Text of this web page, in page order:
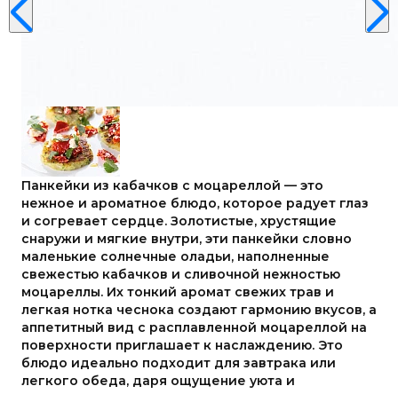
Панкейки из кабачков с моцареллой — это
нежное и ароматное блюдо, которое радует глаз
и согревает сердце. Золотистые, хрустящие
снаружи и мягкие внутри, эти панкейки словно
маленькие солнечные оладьи, наполненные
свежестью кабачков и сливочной нежностью
моцареллы. Их тонкий аромат свежих трав и
легкая нотка чеснока создают гармонию вкусов, а
аппетитный вид с расплавленной моцареллой на
поверхности приглашает к наслаждению. Это
блюдо идеально подходит для завтрака или
легкого обеда, даря ощущение уюта и